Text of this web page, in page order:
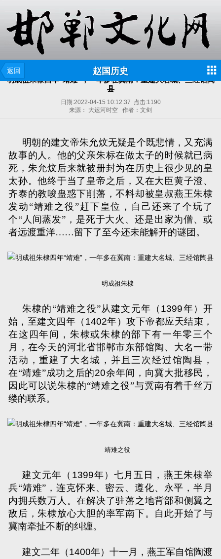
返回 赵国历史
明成祖朱棣四年“靖难”，一年多在冀南：重建大名城、三经馆陶
县
日期:2022-04-15 10:12:37 点击:1190
来源： 大运河时空 作者：文剑
明朝的建文帝朱允炆无疑是个既悲情，又充满
故事的人。他的父亲朱标在做太子的时候就已病
死，朱允炆后来就被册封为在历史上很少见的皇
太孙。他终于当了皇帝之后，又在大臣黄子澄、
齐泰的教唆蛊惑下削藩，不料却被皇叔燕王朱棣
发动“靖难之役”赶下皇位，自己还来了个玩了
个“人间蒸发”，是死于大火、还是出家为僧、或
者远渡重洋……留下了至今还未能解开的谜团。
明成祖朱棣
朱棣的“靖难之役”从建文元年（ 1399年）开
始，至建文四年（ 1402年）攻下帝都应天结束，
在这四年间，朱棣或朱棣的部下有一年零三个
月，在今天的河北省邯郸市东部馆陶、大名一带
活动，重建了大名城，并且三次经过馆陶县，
在“靖难”成功之后的20余年间，向冀大批移民，
因此可以说朱棣的“靖难之役”与冀南有着千丝万
缕的联系。
靖难之役
建文元年（ 1399年）七月五日，燕王朱棣举
兵“靖难”，连克怀来、密云、遵化、永平，半月
内拥兵数万人。在解决了驻藩之地背部和侧翼之
敌后，朱棣放心大胆的率军南下。自此开始了与
冀南牵扯不断的纠缠。
建文二年（1400年）十一月，燕王军自馆陶渡